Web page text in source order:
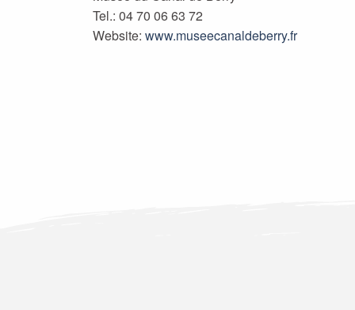
Tel.: 04 70 06 63 72
Website: www.museecanaldeberry.fr